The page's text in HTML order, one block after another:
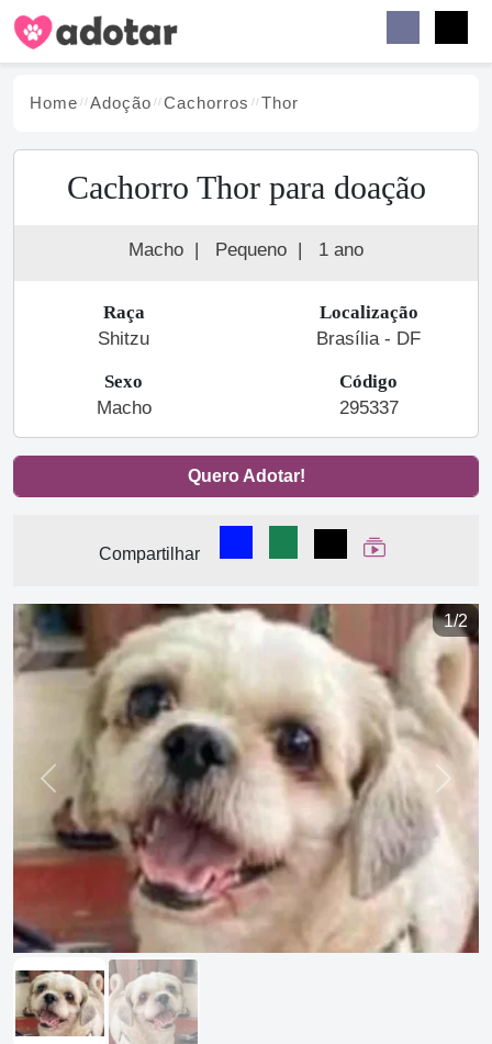
Home Adoção Cachorros Thor
Cachorro Thor para doação
Macho | Pequeno | 1 ano
Raça
Shitzu
Localização
Brasília - DF
Sexo
Macho
Código
295337
Quero Adotar!
Compartilhar
Compartilhar no Facebook
Compartilhar no
Compartilhar
Ver Web Story
1/2
Previous Next